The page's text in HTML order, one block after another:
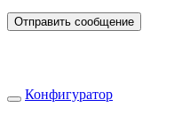
Отправить сообщение
Конфигуратор